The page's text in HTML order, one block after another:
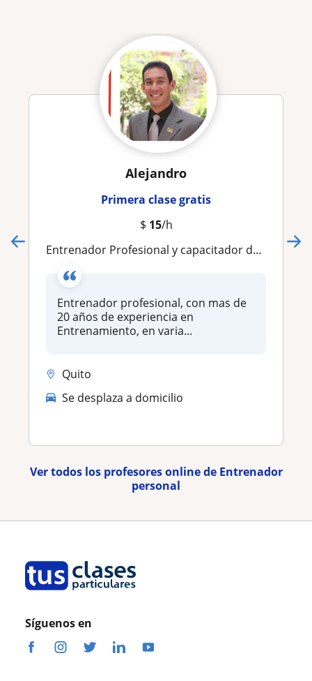
Alejandro
Primera clase gratis
$ 15/h
Entrenador Profesional y capacitador de Entrenadores
Entrenador profesional, con mas de
20 años de experiencia en
Entrenamiento, en varia...
Quito
Se desplaza a domicilio
Ver todos los profesores online de Entrenador
personal
Síguenos en